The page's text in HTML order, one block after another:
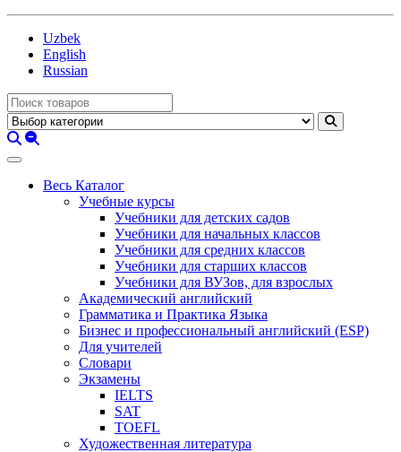
Uzbek
English
Russian
Весь Каталог
Учебные курсы
Учебники для детских садов
Учебники для начальных классов
Учебники для средних классов
Учебники для старших классов
Учебники для ВУЗов, для взрослых
Академический английский
Грамматика и Практика Языка
Бизнес и профессиональный английский (ESP)
Для учителей
Словари
Экзамены
IELTS
SAT
TOEFL
Художественная литература